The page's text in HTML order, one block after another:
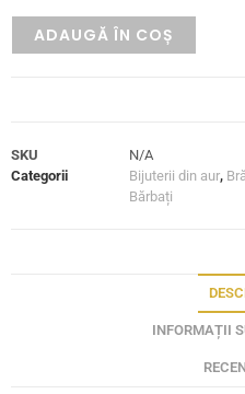
ADAUGĂ ÎN COȘ
SKU
N/A
Categorii
Bijuterii din aur,
Bărbați
INFORMAȚII